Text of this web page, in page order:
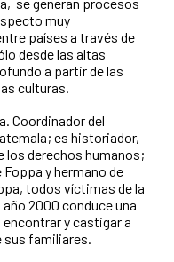
se generan procesos
muy
países a través de
desde las altas
a partir de las
culturas.
Coordinador del
es historiador,
derechos humanos;
y hermano de
todos víctimas de la
2000 conduce una
y castigar a
sus familiares.